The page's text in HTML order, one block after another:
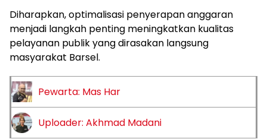
Diharapkan, optimalisasi penyerapan anggaran
menjadi langkah penting meningkatkan kualitas
pelayanan publik yang dirasakan langsung
masyarakat Barsel.
Pewarta: Mas Har
Uploader: Akhmad Madani